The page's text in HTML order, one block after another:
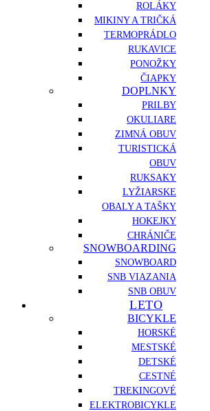
ROLÁKY
MIKINY A TRIČKÁ
TERMOPRÁDLO
RUKAVICE
PONOŽKY
ČIAPKY
DOPLNKY
PRILBY
OKULIARE
ZIMNÁ OBUV
TURISTICKÁ
OBUV
RUKSAKY
LYŽIARSKE
OBALY A TAŠKY
HOKEJKY
CHRÁNIČE
SNOWBOARDING
SNOWBOARD
SNB VIAZANIA
SNB OBUV
LETO
BICYKLE
HORSKÉ
MESTSKÉ
DETSKÉ
CESTNÉ
TREKINGOVÉ
ELEKTROBICYKLE